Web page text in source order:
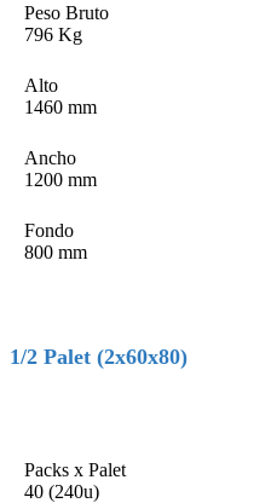
Peso Bruto
796 Kg
Alto
1460 mm
Ancho
1200 mm
Fondo
800 mm
1/2 Palet (2x60x80)
Packs x Palet
40 (240u)